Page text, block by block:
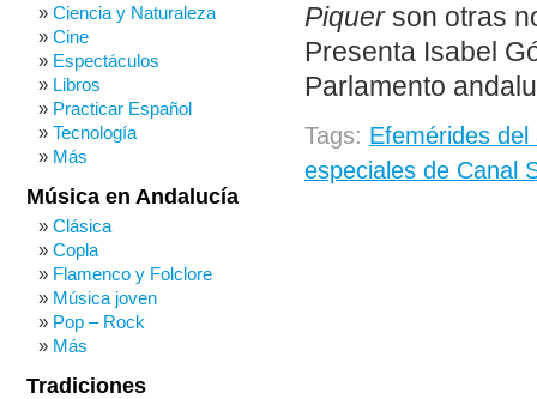
Piquerson otras
Presenta Isabel
Parlamento
Tags: Efemérides del
especiales de Canal
Ciencia y Naturaleza
Cine
Espectáculos
Libros
Practicar Español
Tecnología
Más
Música en Andalucía
Clásica
Copla
Flamenco y Folclore
Música joven
Pop – Rock
Más
Tradiciones